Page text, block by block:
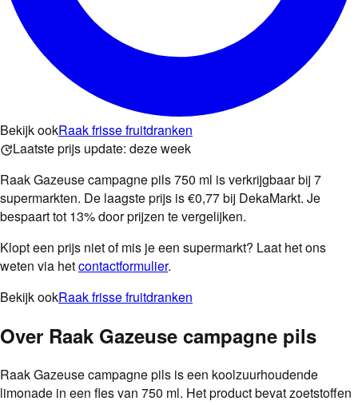
Bekijk ookRaak frisse fruitdranken
Laatste prijs update: deze week
Raak Gazeuse campagne pils 750 ml is verkrijgbaar bij 7
supermarkten. De laagste prijs is €0,77 bij DekaMarkt. Je
bespaart tot 13% door prijzen te vergelijken.
Klopt een prijs niet of mis je een supermarkt? Laat het ons
weten via hetcontactformulier.
Bekijk ookRaak frisse fruitdranken
Over Raak Gazeuse campagne pils
Raak Gazeuse campagne pils is een koolzuurhoudende
limonade in een fles van 750 ml. Het product bevat zoetstoffen